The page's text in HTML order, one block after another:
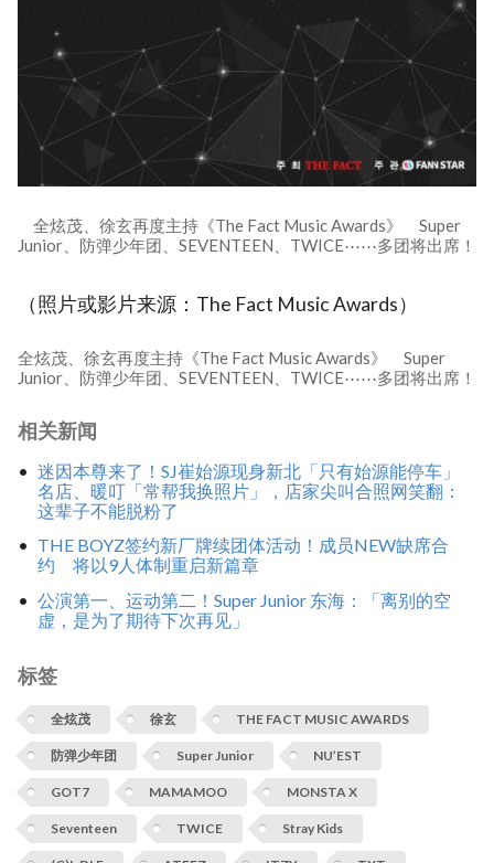
全炫茂、徐玄再度主持《The Fact Music Awards》 Super
Junior、防弹少年团、SEVENTEEN、TWICE⋯⋯多团将出席！
（照片或影片来源：The Fact Music Awards）
全炫茂、徐玄再度主持《The Fact Music Awards》 Super
Junior、防弹少年团、SEVENTEEN、TWICE⋯⋯多团将出席！
相关新闻
迷因本尊来了！SJ崔始源现身新北「只有始源能停车」
名店、暖叮「常帮我换照片」，店家尖叫合照网笑翻：
这辈子不能脱粉了
THE BOYZ签约新厂牌续团体活动！成员NEW缺席合
约 将以9人体制重启新篇章
公演第一、运动第二！Super Junior 东海：「离别的空
虚，是为了期待下次再见」
标签
全炫茂 徐玄 THE FACT MUSIC AWARDS
防弹少年团 Super Junior NU’EST
GOT7 MAMAMOO MONSTA X
Seventeen TWICE Stray Kids